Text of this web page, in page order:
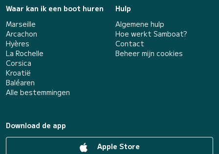
Waar kan ik een boot huren
Marseille
Arcachon
Hyères
La Rochelle
Corsica
Kroatië
Baléaren
Alle bestemmingen
Hulp
Algemene hulp
Hoe werkt Samboat?
Contact
Beheer mijn cookies
Download de app
Apple Store